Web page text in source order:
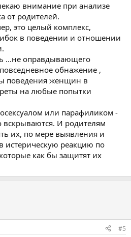
внимание при анализе
от родителей.
это целый комплекс,
в поведении и отношении
...не оправдывающего
обнажение ,
поведения женщин в
на любые попытки
или парафиликом -
И родителям
их, по мере выявления и
истерическую реакцию по
как бы защитят их
#5